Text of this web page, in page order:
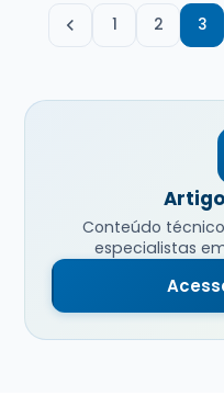
1 2 3
Conteúdo
especialistas